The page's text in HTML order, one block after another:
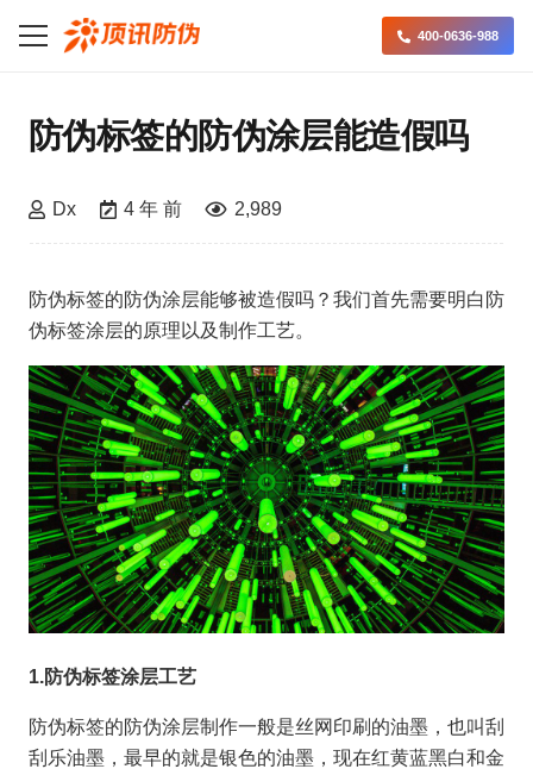
400-0636-988
防伪标签的防伪涂层能造假吗
Dx 4 年 前 2,989
防伪标签的防伪涂层能够被造假吗？我们首先需要明白防
伪标签涂层的原理以及制作工艺。
1.防伪标签涂层工艺
防伪标签的防伪涂层制作一般是丝网印刷的油墨，也叫刮
刮乐油墨，最早的就是银色的油墨，现在红黄蓝黑白和金